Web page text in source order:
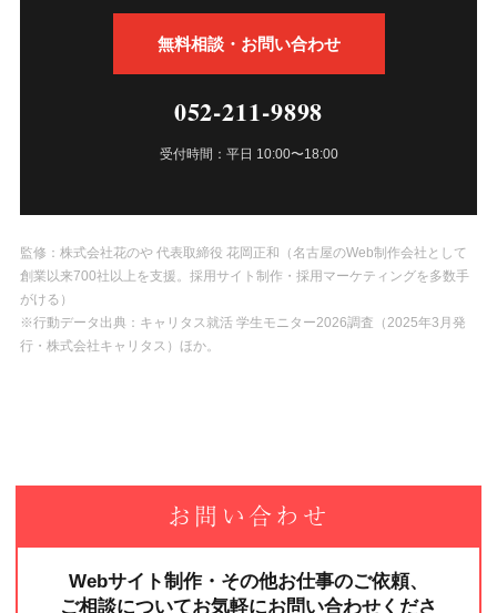
無料相談・お問い合わせ
052-211-9898
受付時間：平日 10:00〜18:00
監修：株式会社花のや 代表取締役 花岡正和（名古屋のWeb制作会社として
創業以来700社以上を支援。採用サイト制作・採用マーケティングを多数手
がける）
※行動データ出典：キャリタス就活 学生モニター2026調査（2025年3月発
行・株式会社キャリタス）ほか。
お問い合わせ
Webサイト制作・その他お仕事のご依頼、
ご相談についてお気軽にお問い合わせくださ